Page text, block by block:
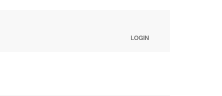
LOGIN